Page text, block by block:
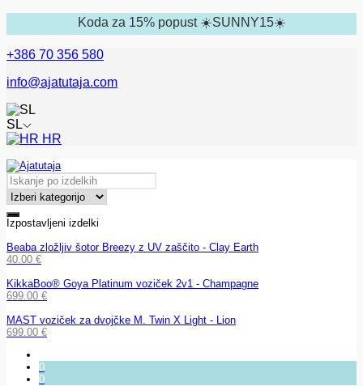
Koda za 15% popust ☀️SUNNY15☀️
+386 70 356 580
info@ajatutaja.com
SL
HR
Izpostavljeni izdelki
Beaba zložljiv šotor Breezy z UV zaščito - Clay Earth
40.00 €
KikkaBoo® Goya Platinum voziček 2v1 - Champagne
699.00 €
MAST voziček za dvojčke M. Twin X Light - Lion
699.00 €
0
0